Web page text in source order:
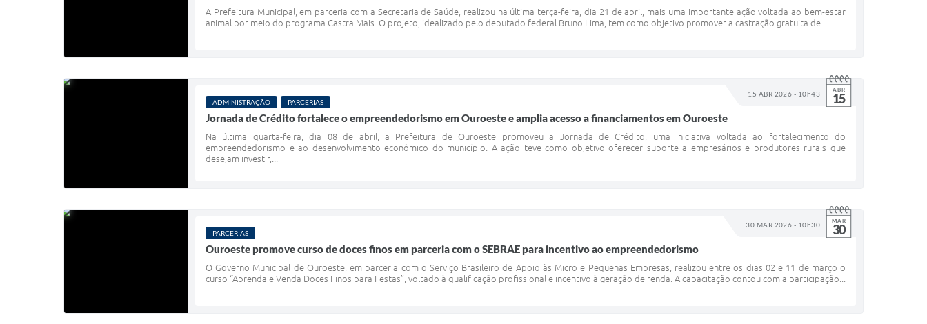
A Prefeitura Municipal, em parceria com a Secretaria de Saúde, realizou na última terça-feira, dia 21 de abril, mais uma importante ação voltada ao bem-estar
animal por meio do programa Castra Mais. O projeto, idealizado pelo deputado federal Bruno Lima, tem como objetivo promover a castração gratuita de...
15 ABR 2026 - 10h43 ABR
15
ADMINISTRAÇÃO PARCERIAS
Jornada de Crédito fortalece o empreendedorismo em Ouroeste e amplia acesso a financiamentos em Ouroeste
Na última quarta-feira, dia 08 de abril, a Prefeitura de Ouroeste promoveu a Jornada de Crédito, uma iniciativa voltada ao fortalecimento do
empreendedorismo e ao desenvolvimento econômico do município. A ação teve como objetivo oferecer suporte a empresários e produtores rurais que
desejam investir,...
30 MAR 2026 - 10h30 MAR
30
PARCERIAS
Ouroeste promove curso de doces finos em parceria com o SEBRAE para incentivo ao empreendedorismo
O Governo Municipal de Ouroeste, em parceria com o Serviço Brasileiro de Apoio às Micro e Pequenas Empresas, realizou entre os dias 02 e 11 de março o
curso “Aprenda e Venda Doces Finos para Festas”, voltado à qualificação profissional e incentivo à geração de renda. A capacitação contou com a participação...